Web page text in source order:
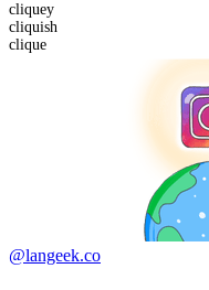
cliquey
cliquish
clique
@langeek.co